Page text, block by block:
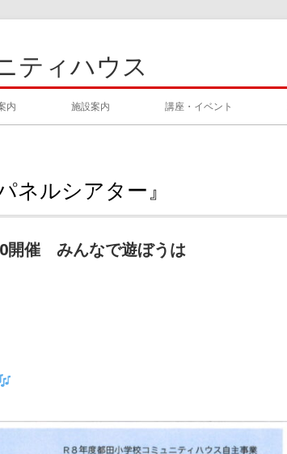
ティハウス
内 施設案内 講座・イベント
ネルシアター』
開催 みんなで遊ぼうは